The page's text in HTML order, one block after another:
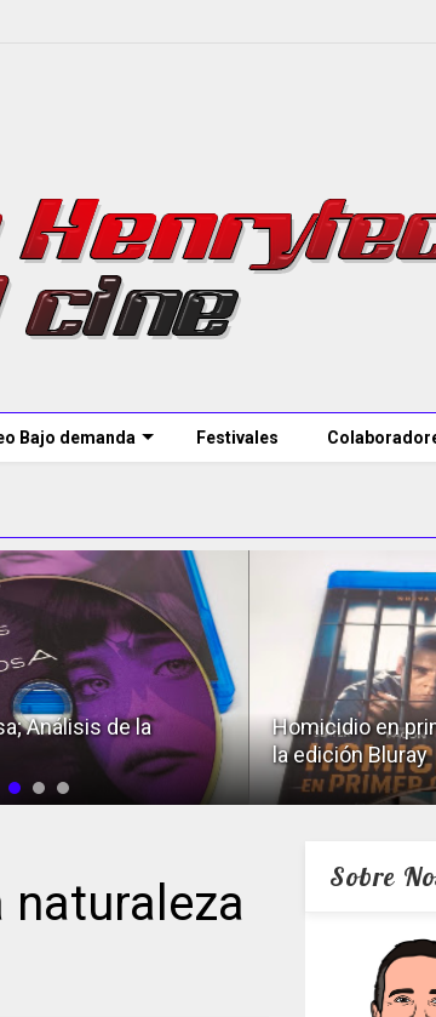
Bajo demanda Festivales
Análisis de la
Homicidio en
la edición Bluray
naturaleza
Sobre